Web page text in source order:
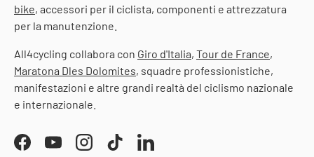
bike, accessori per il ciclista, componenti e attrezzatura
per la manutenzione.
All4cycling collabora con Giro d'Italia, Tour de France,
Maratona Dles Dolomites, squadre professionistiche,
manifestazioni e altre grandi realtà del ciclismo nazionale
e internazionale.
FacebookYouTubeInstagramTikTokLinkedIn